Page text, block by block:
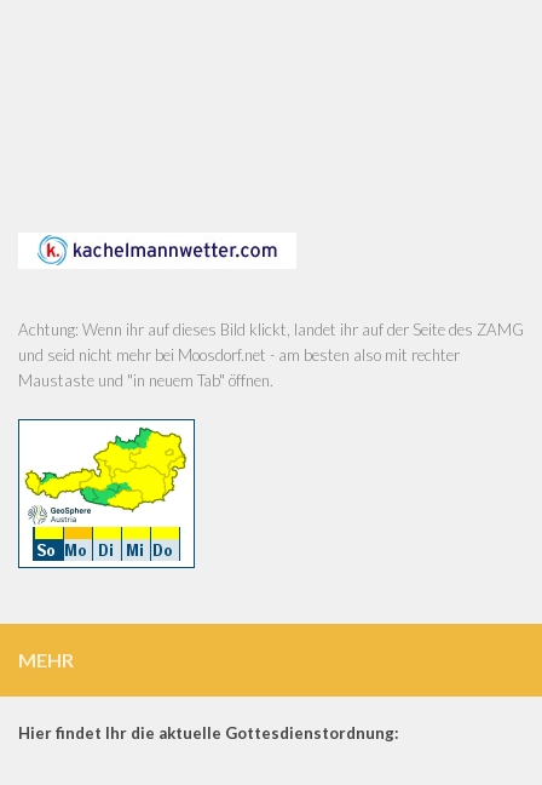
Achtung: Wenn ihr auf dieses Bild klickt, landet ihr auf der Seite des ZAMG
und seid nicht mehr bei Moosdorf.net - am besten also mit rechter
Maustaste und "in neuem Tab" öffnen.
MEHR
Hier findet Ihr die aktuelle Gottesdienstordnung: